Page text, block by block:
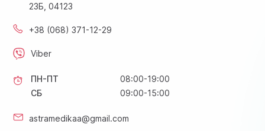
23Б, 04123
+38 (068) 371-12-29
Viber
ПН-ПТ
08:00-19:00
СБ
09:00-15:00
astramedikaa@gmail.com